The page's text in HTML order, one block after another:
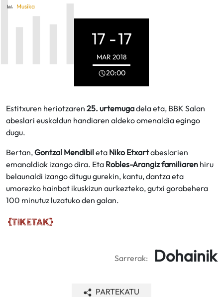
Musika
17 -17
MAR 2018
20:00
Estitxuren heriotzaren 25. urtemugadela eta, BBK Salan
abeslari euskaldun handiaren aldeko omenaldia egingo
dugu.
Bertan,Gontzal Mendibileta Niko Etxartabeslarien
emanaldiak izango dira. Eta Robles-Arangiz familiaren hiru
belaunaldi izango ditugu gurekin, kantu, dantza eta
umorezko hainbat ikuskizun aurkezteko, gutxi gorabehera
100 minutuz luzatuko den galan.
Sarrerak: Dohainik
PARTEKATU